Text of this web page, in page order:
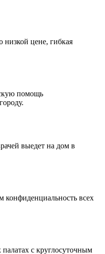
цене, гибкая
помощь
выедет на дом в
конфиденциальность всех
с круглосуточным